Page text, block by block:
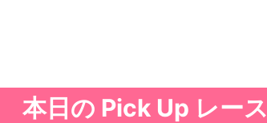
本日の Pick Up レース